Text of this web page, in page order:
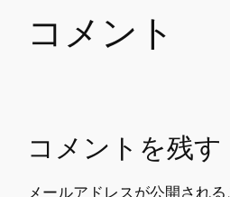
コメント
コメントを残す
メールアドレスが公開される